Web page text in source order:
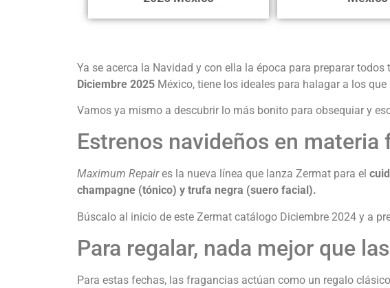
Ya se acerca la Navidad y con ella la época para preparar
Diciembre 2025 México, tiene los ideales para halagar a los
Vamos ya mismo a descubrir lo más bonito para obsequiar y
Estrenos navideños en
Maximum Repaires la nueva línea que lanza Zermat para el
champagne (tónico) y trufa negra (suero facial).
Búscalo al inicio de este Zermat catálogo Diciembre 2024 y a
Para regalar, nada mejor que
Para estas fechas, las fragancias actúan como un regalo